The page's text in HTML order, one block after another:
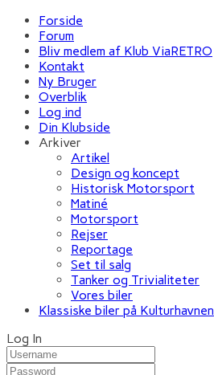
Forside
Forum
Bliv medlem af Klub ViaRETRO
Kontakt
Ny Bruger
Overblik
Log ind
Din Klubside
Arkiver
Artikel
Design og koncept
Historisk Motorsport
Matiné
Motorsport
Rejser
Reportage
Set til salg
Tanker og Trivialiteter
Vores biler
Klassiske biler på Kulturhavnen
Log In